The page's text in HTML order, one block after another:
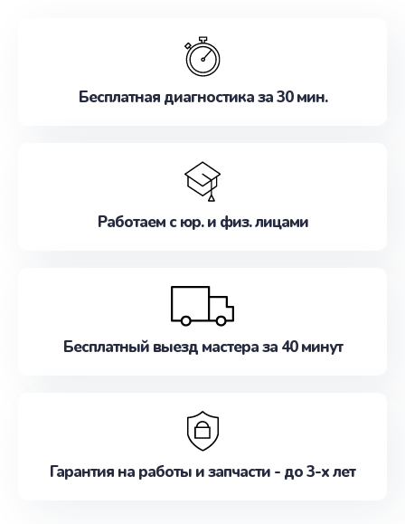
Бесплатная диагностика за 30 мин.
Работаем с юр. и физ. лицами
Бесплатный выезд мастера за 40 минут
Гарантия на работы и запчасти - до 3-х лет